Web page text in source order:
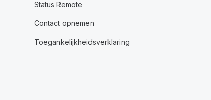
Status Remote
Contact opnemen
Toegankelijkheidsverklaring